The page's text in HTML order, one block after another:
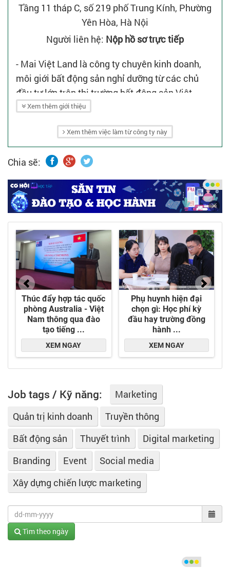
Tầng 11 tháp C, số 219 phố Trung Kính, Phường
Yên Hòa, Hà Nội
Người liên hệ: Nộp hồ sơ trực tiếp
- Mai Việt Land là công ty chuyên kinh doanh,
môi giới bất động sản nghỉ dưỡng từ các chủ
đầu tư lớn trên thị trường bất động sản Việt
Nam.
dự án bất động sản nghỉ dưỡng của các chủ đầu
tư lớn, điển hình là Tập đoàn Flamingo - đơn vị
có quần thể nghỉ dưỡng Flamingo Đại Lải Resort
lọt Top 10 resort đẹp nhất thế giới.
Xem thêm giới thiệu
Xem thêm việc làm từ công ty này
Chia sẽ:
Job tags / Kỹ năng:
Marketing
Quản trị kinh doanh
Truyền thông
Bất động sản
Thuyết trình
Digital marketing
Branding
Event
Social media
Xây dựng chiến lược marketing
Tìm theo ngày